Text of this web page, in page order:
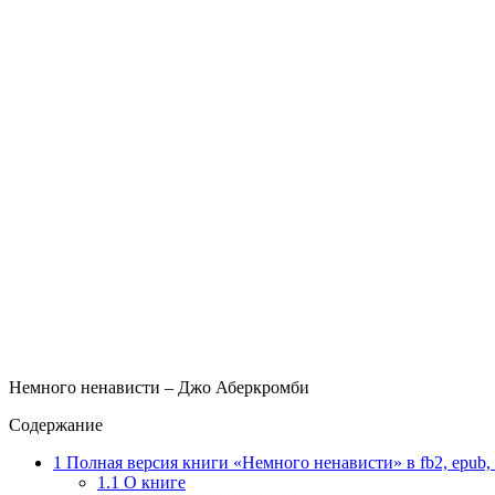
Немного ненависти – Джо Аберкромби
Содержание
1 Полная версия книги «Немного ненависти» в fb2,
1.1 О книге